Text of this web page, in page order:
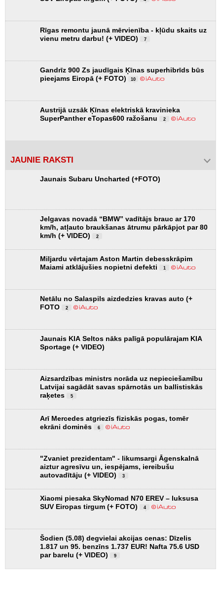
Rīgas remontu jaunā mērvienība - kļūdu skaits uz
vienu metru darbu! (+ VIDEO)
7
Gandrīz 900 Zs jaudīgais Ķīnas superhibrīds būs
pieejams Eiropā (+ FOTO)
10
Austrijā uzsāk Ķīnas elektriskā kravinieka
SuperPanther eTopas600 ražošanu
2
JAUNIE RAKSTI
Jaunais Subaru Uncharted (+FOTO)
Jelgavas novadā “BMW” vadītājs brauc ar 170
km/h, atļauto braukšanas ātrumu pārkāpjot par 80
km/h (+ VIDEO)
2
Miljardu vērtajam Aston Martin debesskrāpim
Maiami atklājušies nopietni defekti
1
Netālu no Salaspils aizdedzies kravas auto (+
FOTO
2
Jaunais KIA Seltos nāks palīgā populārajam KIA
Sportage (+ VIDEO)
Aizsardzības ministrs norāda uz nepieciešamību
Latvijai sagādāt savas spārnotās un ballistiskās
raķetes
5
Arī Mercedes atgriezīs fiziskās pogas, tomēr
ekrāni dominēs
6
"Zvaniet prezidentam" - likumsargi Āgenskalnā
aiztur agresīvu un, iespējams, iereibušu
autovadītāju (+ VIDEO)
3
Xiaomi piesaka SkyNomad N70 EREV – luksusa
SUV Eiropas tirgum (+ FOTO)
4
Šodien (5.08) degvielai akcijas cenas: Dīzelis
1.817 un 95. benzīns 1.737 EUR! Nafta 75.6 USD
par barelu (+ VIDEO)
9